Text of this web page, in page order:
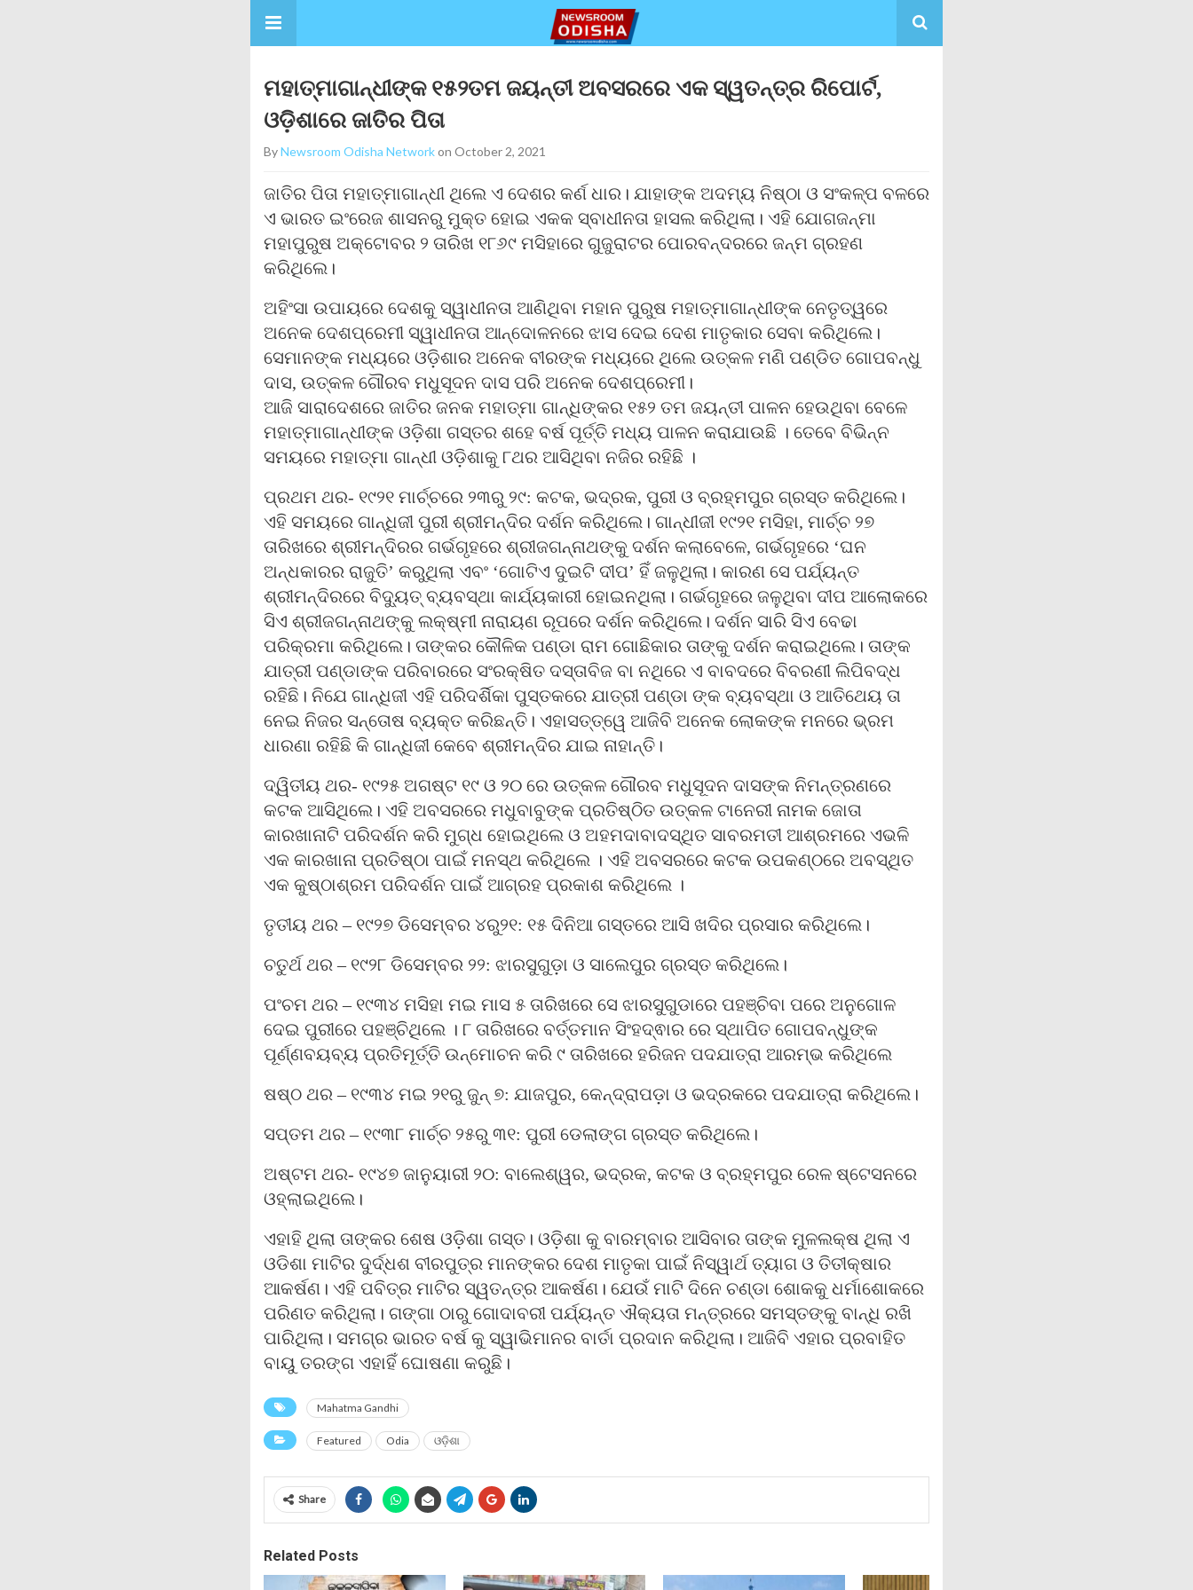
ମହାତ୍ମାଗାନ୍ଧୀଙ୍କ ୧୫୨ତମ ଜୟନ୍ତୀ ଅବସରରେ ଏକ ସ୍ୱତନ୍ତ୍ର ରିପୋର୍ଟ,
ଓଡ଼ିଶାରେ ଜାତିର ପିତା
ByNewsroom Odisha Networkon October 2, 2021
ଜାତିର ପିତା ମହାତ୍ମାଗାନ୍ଧୀ ଥିଲେ ଏ ଦେଶର କର୍ଣ ଧାର। ଯାହାଙ୍କ ଅଦମ୍ୟ ନିଷ୍ଠା ଓ ସଂକଳ୍ପ ବଳରେ
ଏ ଭାରତ ଇଂରେଜ ଶାସନରୁ ମୁକ୍ତ ହୋଇ ଏକକ ସ୍ବାଧୀନତା ହାସଲ କରିଥିଲା। ଏହି ଯୋଗଜନ୍ମା
ମହାପୁରୁଷ ଅକ୍ଟୋବର ୨ ତାରିଖ ୧୮୬୯ ମସିହାରେ ଗୁଜୁରାଟର ପୋରବନ୍ଦରରେ ଜନ୍ମ ଗ୍ରହଣ
କରିଥିଲେ।
ଅହିଂସା ଉପାୟରେ ଦେଶକୁ ସ୍ୱାଧୀନତା ଆଣିଥିବା ମହାନ ପୁରୁଷ ମହାତ୍ମାଗାନ୍ଧୀଙ୍କ ନେତୃତ୍ୱରେ
ଅନେକ ଦେଶପ୍ରେମୀ ସ୍ୱାଧୀନତା ଆନ୍ଦୋଳନରେ ଝାସ ଦେଇ ଦେଶ ମାତୃକାର ସେବା କରିଥିଲେ।
ସେମାନଙ୍କ ମଧ୍ୟରେ ଓଡ଼ିଶାର ଅନେକ ବୀରଙ୍କ ମଧ୍ୟରେ ଥିଲେ ଉତ୍କଳ ମଣି ପଣ୍ଡିତ ଗୋପବନ୍ଧୁ
ଦାସ, ଉତ୍କଳ ଗୌରବ ମଧୁସୂଦନ ଦାସ ପରି ଅନେକ ଦେଶପ୍ରେମୀ।
ଆଜି ସାରାଦେଶରେ ଜାତିର ଜନକ ମହାତ୍ମା ଗାନ୍ଧିଙ୍କର ୧୫୨ ତମ ଜୟନ୍ତୀ ପାଳନ ହେଉଥିବା ବେଳେ
ମହାତ୍ମାଗାନ୍ଧୀଙ୍କ ଓଡ଼ିଶା ଗସ୍ତର ଶହେ ବର୍ଷ ପୂର୍ତ୍ତି ମଧ୍ୟ ପାଳନ କରାଯାଉଛି । ତେବେ ବିଭିନ୍ନ
ସମୟରେ ମହାତ୍ମା ଗାନ୍ଧୀ ଓଡ଼ିଶାକୁ ୮ଥର ଆସିଥିବା ନଜିର ରହିଛି ।
ପ୍ରଥମ ଥର- ୧୯୨୧ ମାର୍ଚ୍ଚରେ ୨୩ରୁ ୨୯: କଟକ, ଭଦ୍ରକ, ପୁରୀ ଓ ବ୍ରହ୍ମପୁର ଗ୍ରସ୍ତ କରିଥିଲେ।
ଏହି ସମୟରେ ଗାନ୍ଧିଜୀ ପୁରୀ ଶ୍ରୀମନ୍ଦିର ଦର୍ଶନ କରିଥିଲେ। ଗାନ୍ଧୀଜୀ ୧୯୨୧ ମସିହା, ମାର୍ଚ୍ଚ ୨୭
ତାରିଖରେ ଶ୍ରୀମନ୍ଦିରର ଗର୍ଭଗୃହରେ ଶ୍ରୀଜଗନ୍ନାଥଙ୍କୁ ଦର୍ଶନ କଲାବେଳେ, ଗର୍ଭଗୃହରେ ‘ଘନ
ଅନ୍ଧକାରର ରାଜୁତି’ କରୁଥିଲା ଏବଂ ‘ଗୋଟିଏ ଦୁଇଟି ଦୀପ’ ହିଁ ଜଳୁଥିଲା। କାରଣ ସେ ପର୍ଯ୍ୟନ୍ତ
ଶ୍ରୀମନ୍ଦିରରେ ବିଦ୍ୟୁତ୍ ବ୍ୟବସ୍ଥା କାର୍ଯ୍ୟକାରୀ ହୋଇନଥିଲା। ଗର୍ଭଗୃହରେ ଜଳୁଥିବା ଦୀପ ଆଲୋକରେ
ସିଏ ଶ୍ରୀଜଗନ୍ନାଥଙ୍କୁ ଲକ୍ଷ୍ମୀ ନାରାୟଣ ରୂପରେ ଦର୍ଶନ କରିଥିଲେ। ଦର୍ଶନ ସାରି ସିଏ ବେଢା
ପରିକ୍ରମା କରିଥିଲେ। ତାଙ୍କର କୌଳିକ ପଣ୍ଡା ରାମ ଗୋଛିକାର ତାଙ୍କୁ ଦର୍ଶନ କରାଇଥିଲେ। ତାଙ୍କ
ଯାତ୍ରୀ ପଣ୍ଡାଙ୍କ ପରିବାରରେ ସଂରକ୍ଷିତ ଦସ୍ତାବିଜ ବା ନଥିରେ ଏ ବାବଦରେ ବିବରଣୀ ଲିପିବଦ୍ଧ
ରହିଛି। ନିଯେ ଗାନ୍ଧିଜୀ ଏହି ପରିଦର୍ଶିକା ପୁସ୍ତକରେ ଯାତ୍ରୀ ପଣ୍ଡା ଙ୍କ ବ୍ୟବସ୍ଥା ଓ ଆତିଥେୟ ତା
ନେଇ ନିଜର ସନ୍ତୋଷ ବ୍ୟକ୍ତ କରିଛନ୍ତି। ଏହାସତ୍ତ୍ୱେ ଆଜିବି ଅନେକ ଲୋକଙ୍କ ମନରେ ଭ୍ରମ
ଧାରଣା ରହିଛି କି ଗାନ୍ଧିଜୀ କେବେ ଶ୍ରୀମନ୍ଦିର ଯାଇ ନାହାନ୍ତି।
ଦ୍ୱିତୀୟ ଥର- ୧୯୨୫ ଅଗଷ୍ଟ ୧୯ ଓ ୨୦ ରେ ଉତ୍କଳ ଗୌରବ ମଧୁସୂଦନ ଦାସଙ୍କ ନିମନ୍ତ୍ରଣରେ
କଟକ ଆସିଥିଲେ। ଏହି ଅବସରରେ ମଧୁବାବୁଙ୍କ ପ୍ରତିଷ୍ଠିତ ଉତ୍କଳ ଟାନେରୀ ନାମକ ଜୋତା
କାରଖାନାଟି ପରିଦର୍ଶନ କରି ମୁଗ୍ଧ ହୋଇଥିଲେ ଓ ଅହମଦାବାଦସ୍ଥିତ ସାବରମତୀ ଆଶ୍ରମରେ ଏଭଳି
ଏକ କାରଖାନା ପ୍ରତିଷ୍ଠା ପାଇଁ ମନସ୍ଥ କରିଥିଲେ । ଏହି ଅବସରରେ କଟକ ଉପକଣ୍ଠରେ ଅବସ୍ଥିତ
ଏକ କୁଷ୍ଠାଶ୍ରମ ପରିଦର୍ଶନ ପାଇଁ ଆଗ୍ରହ ପ୍ରକାଶ କରିଥିଲେ ।
ତୃତୀୟ ଥର – ୧୯୨୭ ଡିସେମ୍ବର ୪ରୁ୨୧: ୧୫ ଦିନିଆ ଗସ୍ତରେ ଆସି ଖଦିର ପ୍ରସାର କରିଥିଲେ।
ଚତୁର୍ଥ ଥର – ୧୯୨୮ ଡିସେମ୍ବର ୨୨: ଝାରସୁଗୁଡ଼ା ଓ ସାଲେପୁର ଗ୍ରସ୍ତ କରିଥିଲେ।
ପଂଚମ ଥର – ୧୯୩୪ ମସିହା ମଇ ମାସ ୫ ତାରିଖରେ ସେ ଝାରସୁଗୁଡାରେ ପହଞ୍ଚିବା ପରେ ଅନୁଗୋଳ
ଦେଇ ପୁରୀରେ ପହଞ୍ଚିଥିଲେ । ୮ ତାରିଖରେ ବର୍ତ୍ତମାନ ସିଂହଦ୍ଵାର ରେ ସ୍ଥାପିତ ଗୋପବନ୍ଧୁଙ୍କ
ପୂର୍ଣ୍ଣବୟବ୍ୟ ପ୍ରତିମୂର୍ତ୍ତି ଉନ୍ମୋଚନ କରି ୯ ତାରିଖରେ ହରିଜନ ପଦଯାତ୍ରା ଆରମ୍ଭ କରିଥିଲେ
ଷଷ୍ଠ ଥର – ୧୯୩୪ ମଇ ୨୧ରୁ ଜୁନ୍ ୭: ଯାଜପୁର, କେନ୍ଦ୍ରାପଡ଼ା ଓ ଭଦ୍ରକରେ ପଦଯାତ୍ରା କରିଥିଲେ।
ସପ୍ତମ ଥର – ୧୯୩୮ ମାର୍ଚ୍ଚ ୨୫ରୁ ୩୧: ପୁରୀ ଡେଲାଙ୍ଗ ଗ୍ରସ୍ତ କରିଥିଲେ।
ଅଷ୍ଟମ ଥର- ୧୯୪୭ ଜାନୁୟାରୀ ୨୦: ବାଲେଶ୍ୱର, ଭଦ୍ରକ, କଟକ ଓ ବ୍ରହ୍ମପୁର ରେଳ ଷ୍ଟେସନରେ
ଓହ୍ଲାଇଥିଲେ।
ଏହାହି ଥିଲା ତାଙ୍କର ଶେଷ ଓଡ଼ିଶା ଗସ୍ତ। ଓଡ଼ିଶା କୁ ବାରମ୍ବାର ଆସିବାର ତାଙ୍କ ମୁଳଲକ୍ଷ ଥିଲା ଏ
ଓଡିଶା ମାଟିର ଦୁର୍ଦ୍ଧଶ ବୀରପୁତ୍ର ମାନଙ୍କର ଦେଶ ମାତୃକା ପାଇଁ ନିସ୍ୱାର୍ଥ ତ୍ୟାଗ ଓ ତିତୀକ୍ଷାର
ଆକର୍ଷଣ। ଏହି ପବିତ୍ର ମାଟିର ସ୍ୱତନ୍ତ୍ର ଆକର୍ଷଣ। ଯେଉଁ ମାଟି ଦିନେ ଚଣ୍ଡା ଶୋକକୁ ଧର୍ମାଶୋକରେ
ପରିଣତ କରିଥିଲା। ଗଙ୍ଗା ଠାରୁ ଗୋଦାବରୀ ପର୍ଯ୍ୟନ୍ତ ଐକ୍ୟତା ମନ୍ତ୍ରରେ ସମସ୍ତଙ୍କୁ ବାନ୍ଧି ରଖି
ପାରିଥିଲା। ସମଗ୍ର ଭାରତ ବର୍ଷ କୁ ସ୍ୱାଭିମାନର ବାର୍ତା ପ୍ରଦାନ କରିଥିଲା। ଆଜିବି ଏହାର ପ୍ରବାହିତ
ବାୟୁ ତରଙ୍ଗ ଏହାହିଁ ଘୋଷଣା କରୁଛି।
Mahatma Gandhi
Featured Odia ଓଡ଼ିଶା
Share
Related Posts